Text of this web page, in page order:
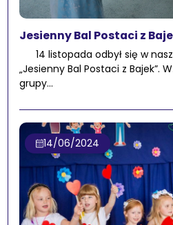
Jesienny Bal Postaci z
14 listopada odbył się w
„Jesienny Bal Postaci z Bajek”.
grupy…
14/06/2024